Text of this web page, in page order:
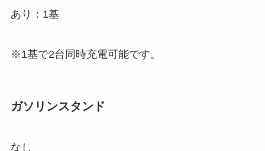
あり：1基
※1基で2台同時充電可能です。
ガソリンスタンド
なし